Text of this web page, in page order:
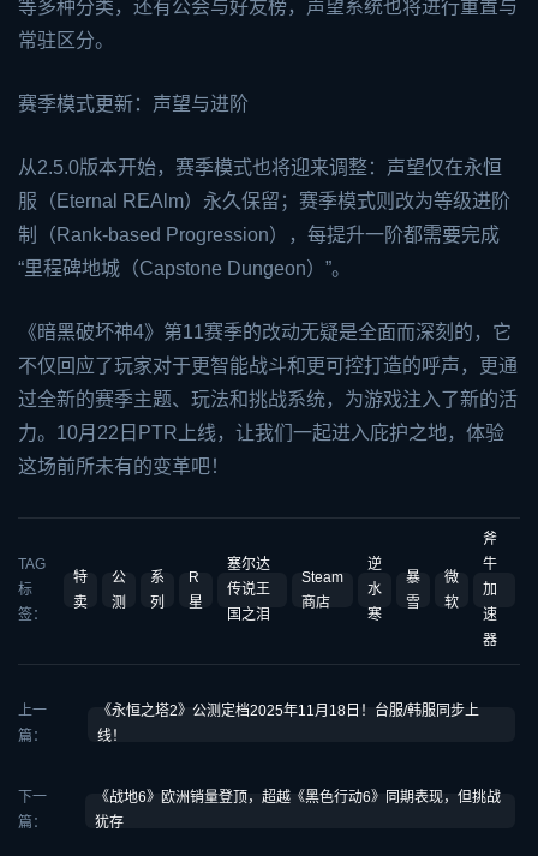
等多种分类，还有公会与好友榜，声望系统也将进行重置与
常驻区分。
赛季模式更新：声望与进阶
从2.5.0版本开始，赛季模式也将迎来调整：声望仅在永恒
服（Eternal REA lm）永久保留；赛季模式则改为等级进阶
制（Rank-based Progression），每提升一阶都需要完成
“里程碑地城（Capstone Dungeon）”。
《暗黑破坏神4》第11赛季的改动无疑是全面而深刻的，它
不仅回应了玩家对于更智能战斗和更可控打造的呼声，更通
过全新的赛季主题、玩法和挑战系统，为游戏注入了新的活
力。10月22日PTR上线，让我们一起进入庇护之地，体验
这场前所未有的变革吧！
TAG
标
签：
特
卖
公
测
系
列
R
星
塞尔达
传说王
国之泪
Steam
商店
逆
水
寒
暴
雪
微
软
斧
牛
加
速
器
上一
篇：
《永恒之塔2》公测定档2025年11月18日！台服/韩服同步上
线！
下一
篇：
《战地6》欧洲销量登顶，超越《黑色行动6》同期表现，但挑战
犹存